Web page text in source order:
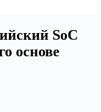
SoC
основе